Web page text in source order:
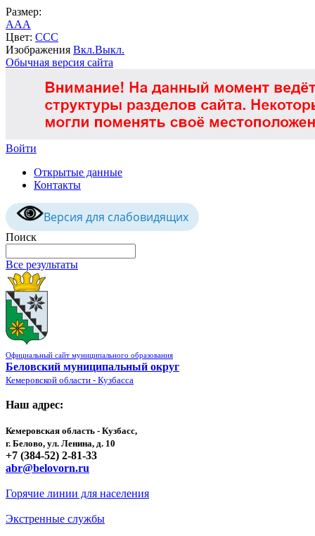
Размер:
AAA
Цвет: CCC
Изображения Вкл.Выкл.
Обычная версия сайта
Войти
Открытые данные
Контакты
Версия для слабовидящих
Поиск
Все результаты
Официальный сайт муниципального образования
Беловский муниципальный округ
Кемеровской области - Кузбасса
Наш адрес:
Кемеровская область - Кузбасс,
г. Белово, ул. Ленина, д. 10
+7 (384-52) 2-81-33
abr@belovorn.ru
Горячие линии для населения
Экстренные службы